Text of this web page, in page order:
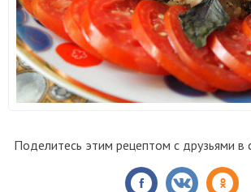
Поделитесь этим рецептом с друзьями в